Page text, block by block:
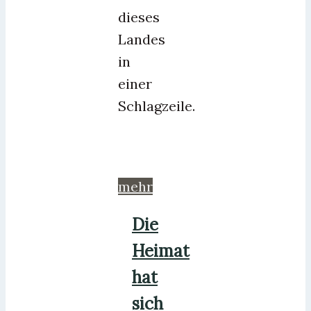
dieses
Landes
in
einer
Schlagzeile.
mehr
Die
Heimat
hat
sich